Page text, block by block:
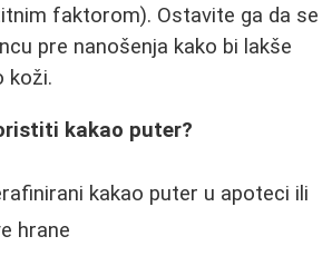
faktorom). Ostavite ga da se
pre nanošenja kako bi lakše
koži.
kakao puter?
kakao puter u apoteci ili
hrane